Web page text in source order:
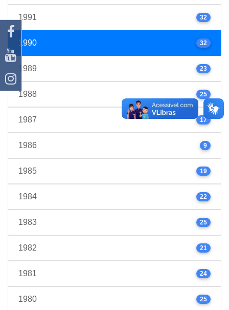
1991 32
1990 32
1989 23
1988 25
1987 17
1986 9
1985 19
1984 22
1983 25
1982 21
1981 24
1980 25